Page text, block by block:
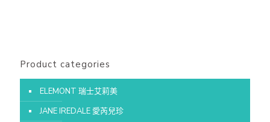
Product categories
ELEMONT 瑞士艾莉美
JANE IREDALE 愛芮兒珍